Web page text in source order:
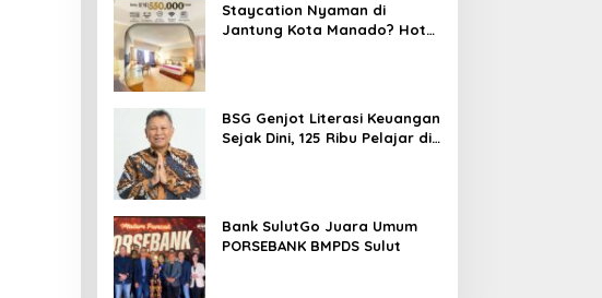
Staycation Nyaman di
Jantung Kota Manado? Hotel
BSG Genjot Literasi Keuangan
Sejak Dini, 125 Ribu Pelajar di
Bank SulutGo Juara Umum
PORSEBANK BMPDS Sulut